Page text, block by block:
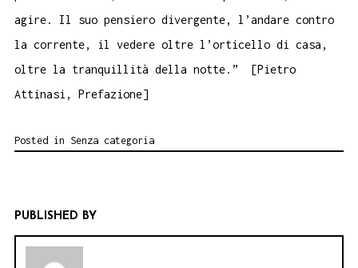
agire. Il suo pensiero divergente, l’andare contro
la corrente, il vedere oltre l’orticello di casa,
oltre la tranquillità della notte.” [Pietro
Attinasi, Prefazione]
Posted in Senza categoria
PUBLISHED BY